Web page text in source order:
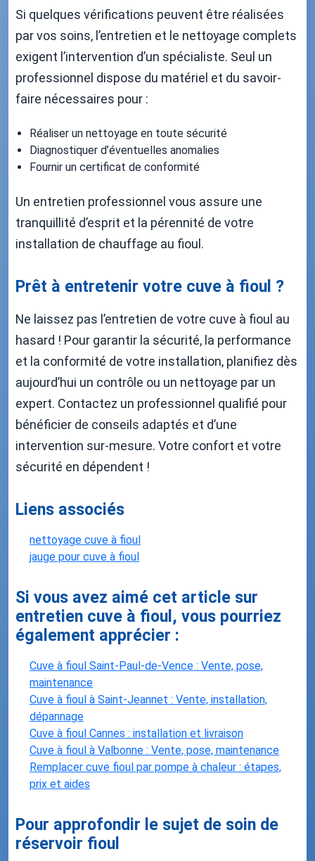
Si quelques vérifications peuvent être réalisées
par vos soins, l’entretien et le nettoyage complets
exigent l’intervention d’un spécialiste. Seul un
professionnel dispose du matériel et du savoir-
faire nécessaires pour :
Réaliser un nettoyage en toute sécurité
Diagnostiquer d’éventuelles anomalies
Fournir un certificat de conformité
Un entretien professionnel vous assure une
tranquillité d’esprit et la pérennité de votre
installation de chauffage au fioul.
Prêt à entretenir votre cuve à fioul ?
Ne laissez pas l’entretien de votre cuve à fioul au
hasard ! Pour garantir la sécurité, la performance
et la conformité de votre installation, planifiez dès
aujourd’hui un contrôle ou un nettoyage par un
expert. Contactez un professionnel qualifié pour
bénéficier de conseils adaptés et d’une
intervention sur-mesure. Votre confort et votre
sécurité en dépendent !
Liens associés
nettoyage cuve à fioul
jauge pour cuve à fioul
Si vous avez aimé cet article sur
entretien cuve à fioul, vous pourriez
également apprécier :
Cuve à fioul Saint-Paul-de-Vence : Vente, pose,
maintenance
Cuve à fioul à Saint-Jeannet : Vente, installation,
dépannage
Cuve à fioul Cannes : installation et livraison
Cuve à fioul à Valbonne : Vente, pose, maintenance
Remplacer cuve fioul par pompe à chaleur : étapes,
prix et aides
Pour approfondir le sujet de soin de
réservoir fioul